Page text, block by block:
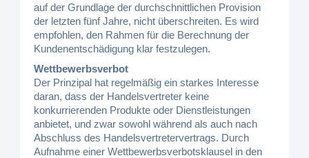
auf der Grundlage der durchschnittlichen Provision
der letzten fünf Jahre, nicht überschreiten. Es wird
empfohlen, den Rahmen für die Berechnung der
Kundenentschädigung klar festzulegen.
Wettbewerbsverbot
Der Prinzipal hat regelmäßig ein starkes Interesse
daran, dass der Handelsvertreter keine
konkurrierenden Produkte oder Dienstleistungen
anbietet, und zwar sowohl während als auch nach
Abschluss des Handelsvertretervertrags. Durch
Aufnahme einer Wettbewerbsverbotsklausel in den